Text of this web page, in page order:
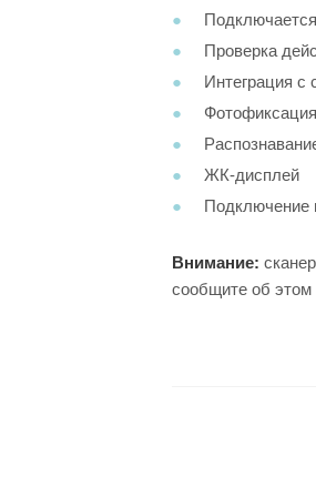
Проверка
Интеграция
ЖК-дисплей
Подключение
Внимание:
сообщите об